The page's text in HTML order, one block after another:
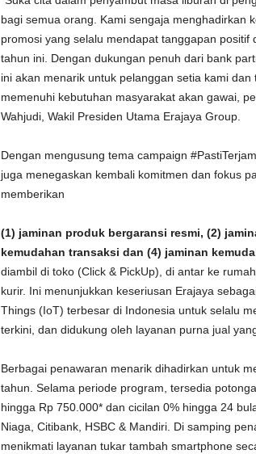
bagi semua orang. Kami sengaja menghadirkan
promosi yang selalu mendapat tanggapan
tahun ini. Dengan dukungan penuh dari bank
ini akan menarik untuk pelanggan setia kami
memenuhi kebutuhan masyarakat akan gawai,
Wahjudi, Wakil Presiden Utama Erajaya Group.
Dengan mengusung tema campaign
juga menegaskan kembali komitmen dan fokus
memberikan
(1) jaminan produk bergaransi resmi, (2)
kemudahan transaksi dan (4) jaminan
diambil di toko (Click & PickUp), di antar ke
kurir. Ini menunjukkan keseriusan Erajaya
Things (IoT) terbesar di Indonesia untuk selalu
terkini, dan didukung oleh layanan purna jual
Berbagai penawaran menarik dihadirkan untuk
tahun. Selama periode program, tersedia
hingga Rp 750.000* dan cicilan 0% hingga 24
Niaga, Citibank, HSBC & Mandiri. Di samping
menikmati layanan tukar tambah smartphone